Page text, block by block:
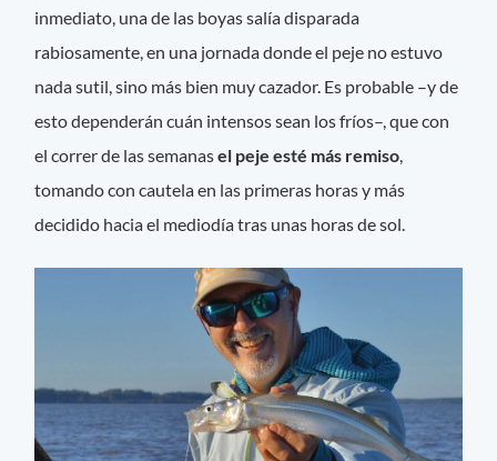
inmediato, una de las boyas salía disparada
rabiosamente, en una jornada donde el peje no estuvo
nada sutil, sino más bien muy cazador. Es probable –y de
esto dependerán cuán intensos sean los fríos–, que con
el correr de las semanasel peje esté más remiso
tomando con cautela en las primeras horas y más
decidido hacia el mediodía tras unas horas de sol.